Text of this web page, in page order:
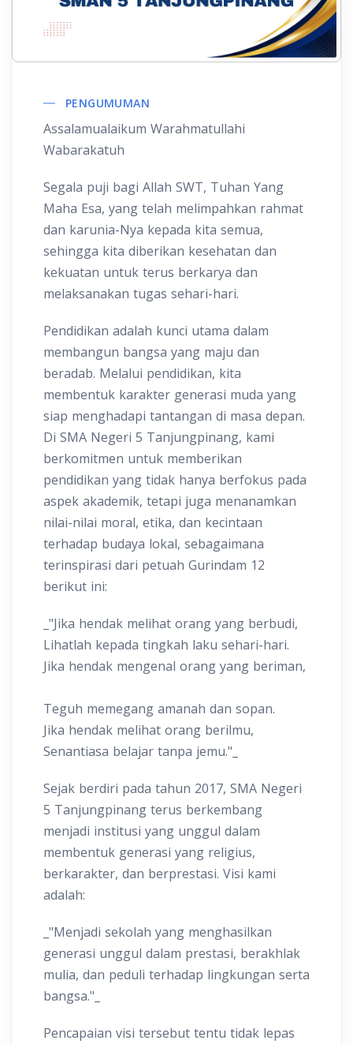
PENGUMUMAN
Assalamualaikum Warahmatullahi
Wabarakatuh
Segala puji bagi Allah SWT, Tuhan Yang
Maha Esa, yang telah melimpahkan rahmat
dan karunia-Nya kepada kita semua,
sehingga kita diberikan kesehatan dan
kekuatan untuk terus berkarya dan
melaksanakan tugas sehari-hari.
Pendidikan adalah kunci utama dalam
membangun bangsa yang maju dan
beradab. Melalui pendidikan, kita
membentuk karakter generasi muda yang
siap menghadapi tantangan di masa depan.
Di SMA Negeri 5 Tanjungpinang, kami
berkomitmen untuk memberikan
pendidikan yang tidak hanya berfokus pada
aspek akademik, tetapi juga menanamkan
nilai-nilai moral, etika, dan kecintaan
terhadap budaya lokal, sebagaimana
terinspirasi dari petuah Gurindam 12
berikut ini:
_"Jika hendak melihat orang yang berbudi,
Lihatlah kepada tingkah laku sehari-hari.
Jika hendak mengenal orang yang beriman,
Teguh memegang amanah dan sopan.
Jika hendak melihat orang berilmu,
Senantiasa belajar tanpa jemu."_
Sejak berdiri pada tahun 2017, SMA Negeri
5 Tanjungpinang terus berkembang
menjadi institusi yang unggul dalam
membentuk generasi yang religius,
berkarakter, dan berprestasi. Visi kami
adalah:
_"Menjadi sekolah yang menghasilkan
generasi unggul dalam prestasi, berakhlak
mulia, dan peduli terhadap lingkungan serta
bangsa."_
Pencapaian visi tersebut tentu tidak lepas